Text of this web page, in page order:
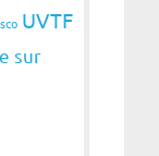
UVTF
sur